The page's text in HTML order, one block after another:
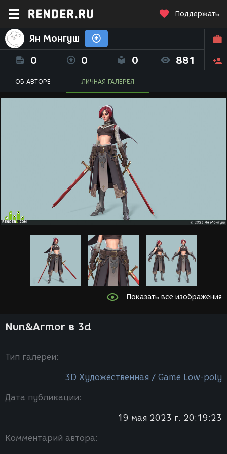
Поддержать
Ян Монгуш
0 0 0 881
ОБ АВТОРЕ ЛИЧНАЯ ГАЛЕРЕЯ
Показать все изображения
Nun&Armor в 3d
Тип галереи:
3D Художественная / Game Low-poly
Дата публикации:
19 мая 2023 г. 20:19:23
Комментарий автора: